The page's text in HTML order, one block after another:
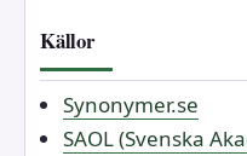
Källor
Synonymer.se
SAOL (Svenska